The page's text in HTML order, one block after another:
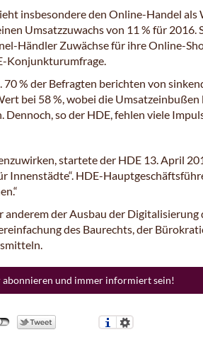
insbesondere den Online-Handel
Umsatzzuwachs von 11 % für 2016.
Händler Zuwächse für ihre Online-
Konjunkturumfrage.
% der Befragten berichten von
bei 58 %, wobei die
so der HDE, fehlen viele
startete der HDE 13. April
Innenstädte“. HDE-
der Ausbau der Digitalisierung
des Baurechts, der
und immer informiert sein!